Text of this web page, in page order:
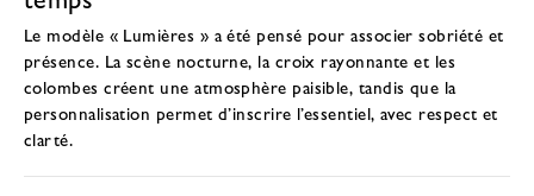
Le modèle « Lumières » a été pensé pour associer sobriété et
présence. La scène nocturne, la croix rayonnante et les
colombes créent une atmosphère paisible, tandis que la
personnalisation permet d’inscrire l’essentiel, avec respect et
clarté.